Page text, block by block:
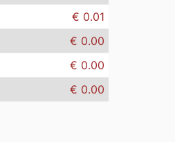
€ 0.01
€ 0.00
€ 0.00
€ 0.00